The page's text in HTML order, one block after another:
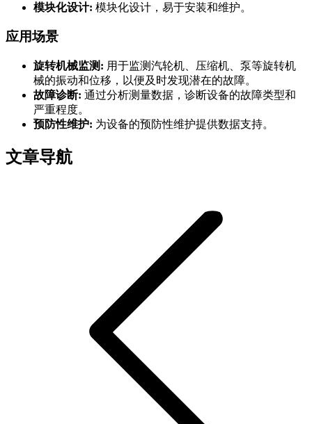
模块化设计: 模块化设计，易于安装和维护。
应用场景
旋转机械监测: 用于监测汽轮机、压缩机、泵等旋转机
械的振动和位移，以便及时发现潜在的故障。
故障诊断: 通过分析测量数据，诊断设备的故障类型和
严重程度。
预防性维护: 为设备的预防性维护提供数据支持。
文章导航